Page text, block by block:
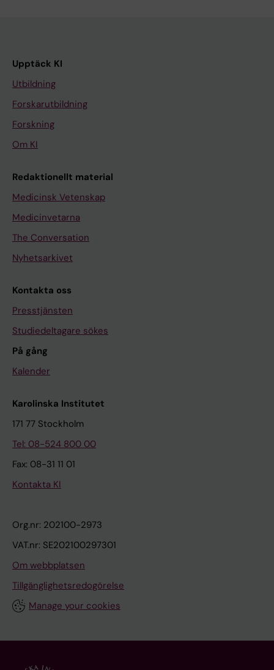
Upptäck KI
Utbildning
Forskarutbildning
Forskning
Om KI
Redaktionellt material
Medicinsk Vetenskap
Medicinvetarna
The Conversation
Nyhetsarkivet
Kontakta oss
Presstjänsten
Studiedeltagare sökes
På gång
Kalender
Karolinska Institutet
171 77 Stockholm
Tel: 08-524 800 00
Fax: 08-31 11 01
Kontakta KI
Org.nr: 202100-2973
VAT.nr: SE202100297301
Om webbplatsen
Tillgänglighetsredogörelse
Manage your cookies